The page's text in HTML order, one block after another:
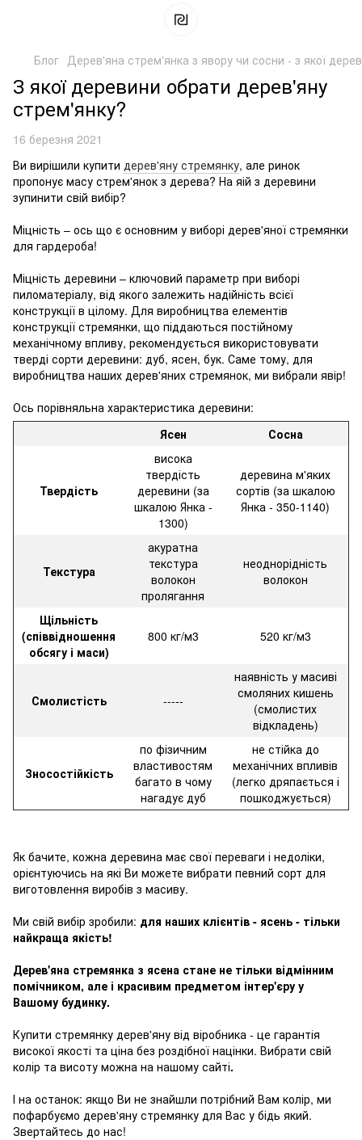
Блог Дерев'яна стрем'янка з явору чи сосни - з якої
З якої деревини обрати дерев'яну
стрем'янку?
16 березня 2021
Ви вирішили купити дерев'яну стремянку, але ринок
пропонує масу стрем'янок з дерева? На яій з деревини
зупинити свій вибір?
Міцність – ось що є основним у виборі дерев'яної стремянки
для гардероба!
Міцність деревини – ключовий параметр при виборі
пиломатеріалу, від якого залежить надійність всієї
конструкції в цілому. Для виробництва елементів
конструкції стремянки, що піддаються постійному
механічному впливу, рекомендується використовувати
тверді сорти деревини: дуб, ясен, бук. Саме тому, для
виробництва наших дерев'яних стремянок, ми вибрали явір!
Ось порівняльна характеристика деревини:
Ясен
Сосна
Твердість
висока
твердість
деревини (за
шкалою Янка -
1300)
деревина м'яких
сортів (за шкалою
Янка - 350-1140)
Текстура
акуратна
текстура
волокон
пролягання
неоднорідність
волокон
Щільність
(співвідношення
обсягу і маси)
800 кг/м3 520 кг/м3
Смолистість -----
наявність у масиві
смоляних кишень
(смолистих
відкладень)
Зносостійкість
по фізичним
властивостям
багато в чому
нагадує дуб
не стійка до
механічних впливів
(легко дряпається і
пошкоджується)
Як бачите, кожна деревина має свої переваги і недоліки,
орієнтуючись на які Ви можете вибрати певний сорт для
виготовлення виробів з масиву.
Ми свій вибір зробили: для наших клієнтів - ясень - тільки
найкраща якість!
Дерев'яна стремянка з ясена стане не тільки відмінним
помічником, але і красивим предметом інтер'єру у
Вашому будинку.
Купити стремянку дерев'яну від віробника - це гарантія
високої якості та ціна без роздібної націнки. Вибрати свій
колір та висоту можна на нашому сайті.
І на останок: якщо Ви не знайшли потрібний Вам колір, ми
пофарбуємо дерев'яну стремянку для Вас у бідь який.
Звертайтесь до нас!